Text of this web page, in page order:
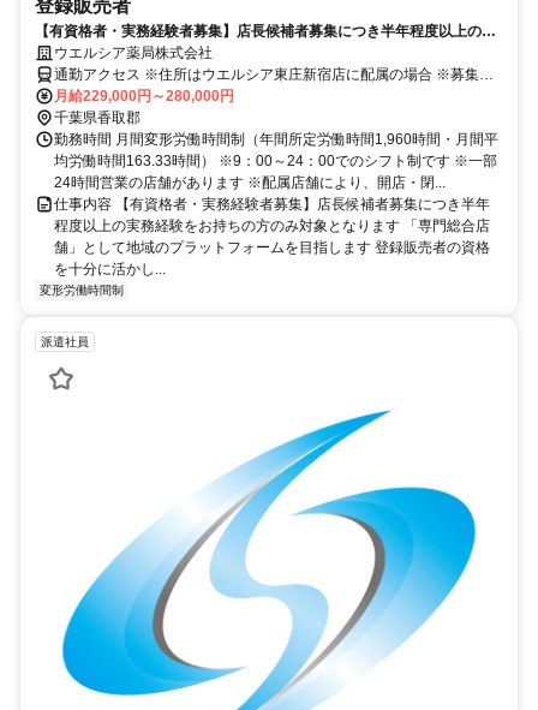
登録販売者
【有資格者・実務経験者募集】店長候補者募集につき半年程度以上の実
務経験をお持ちの方のみ対象となります
ウエルシア薬局株式会社
通勤アクセス ※住所はウエルシア東庄新宿店に配属の場合 ※募集店
舗の配属を保証したものではございませんので予めご了承ください
※配属店舗は上記店舗以外の可能性がございます ※原則、自宅から
50km圏内、通勤片道90分圏内の いずれかの店舗への配属・転勤とな
ります(エリア職) ※勤務店舗の指定は出来かねます ■ご希望に応じて
下記勤務区分から選択 も可能です ※社宅制度・赴任手当制度あり ＜
リージョナル職＞ 異動の範囲は本拠地とその隣接県または直線距離
で概ね100km以内 ＜ナショナル職＞ 全国の店舗への異動あり ※社宅
制度・赴任手当制度あり
月給229,000円～280,000円
千葉県香取郡
勤務時間 月間変形労働時間制（年間所定労働時間1,960時間・月間平
均労働時間163.33時間） ※9：00～24：00でのシフト制です ※一部
24時間営業の店舗があります ※配属店舗により、開店・閉...
仕事内容 【有資格者・実務経験者募集】店長候補者募集につき半年
程度以上の実務経験をお持ちの方のみ対象となります 「専門総合店
舗」として地域のプラットフォームを目指します 登録販売者の資格
を十分に活かし...
変形労働時間制
派遣社員